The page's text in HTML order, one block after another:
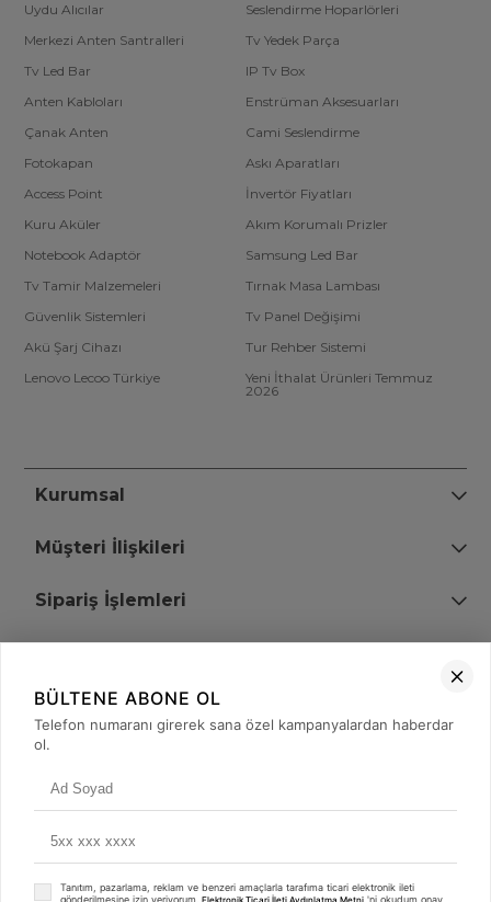
Uydu Alıcılar
Seslendirme Hoparlörleri
Merkezi Anten Santralleri
Tv Yedek Parça
Tv Led Bar
IP Tv Box
Anten Kabloları
Enstrüman Aksesuarları
Çanak Anten
Cami Seslendirme
Fotokapan
Askı Aparatları
Access Point
İnvertör Fiyatları
Kuru Aküler
Akım Korumalı Prizler
Notebook Adaptör
Samsung Led Bar
Tv Tamir Malzemeleri
Tırnak Masa Lambası
Güvenlik Sistemleri
Tv Panel Değişimi
Akü Şarj Cihazı
Tur Rehber Sistemi
Lenovo Lecoo Türkiye
Yeni İthalat Ürünleri Temmuz
2026
Kurumsal
Müşteri İlişkileri
Sipariş İşlemleri
+90 (850) 473 08 08
BÜLTENE ABONE OL
Telefon numaranı girerek sana özel kampanyalardan haberdar
ol.
Tanıtım, pazarlama, reklam ve benzeri amaçlarla tarafıma ticari elektronik ileti
gönderilmesine izin veriyorum. Elektronik Ticari İleti Aydınlatma Metni 'ni okudum onay